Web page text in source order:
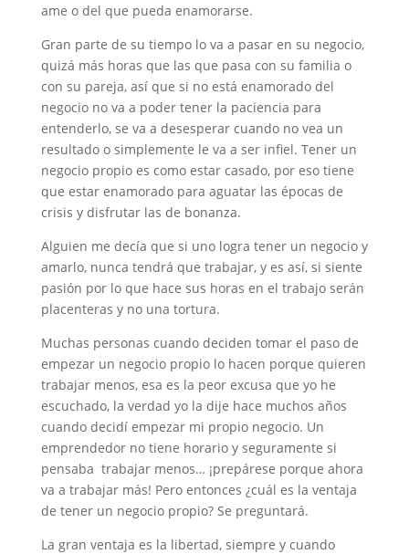
ame o del que pueda enamorarse.
Gran parte de su tiempo lo va a pasar en su negocio,
quizá más horas que las que pasa con su familia o
con su pareja, así que si no está enamorado del
negocio no va a poder tener la paciencia para
entenderlo, se va a desesperar cuando no vea un
resultado o simplemente le va a ser infiel. Tener un
negocio propio es como estar casado, por eso tiene
que estar enamorado para aguatar las épocas de
crisis y disfrutar las de bonanza.
Alguien me decía que si uno logra tener un negocio y
amarlo, nunca tendrá que trabajar, y es así, si siente
pasión por lo que hace sus horas en el trabajo serán
placenteras y no una tortura.
Muchas personas cuando deciden tomar el paso de
empezar un negocio propio lo hacen porque quieren
trabajar menos, esa es la peor excusa que yo he
escuchado, la verdad yo la dije hace muchos años
cuando decidí empezar mi propio negocio. Un
emprendedor no tiene horario y seguramente si
pensaba trabajar menos… ¡prepárese porque ahora
va a trabajar más! Pero entonces ¿cuál es la ventaja
de tener un negocio propio? Se preguntará.
La gran ventaja es la libertad, siempre y cuando